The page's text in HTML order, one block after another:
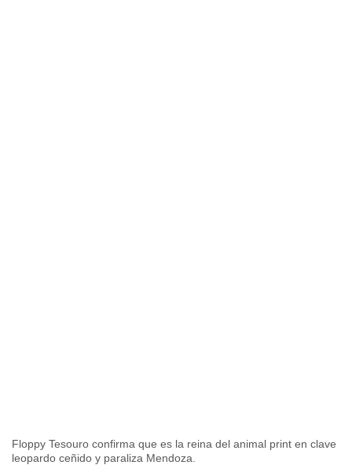
Floppy Tesouro confirma que es la reina del animal print en clave
leopardo ceñido y paraliza Mendoza.